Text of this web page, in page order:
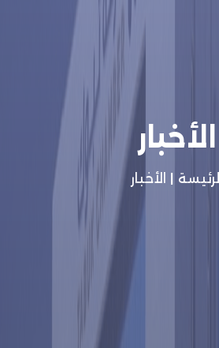
الأخبار
الرئيسة الأخبار